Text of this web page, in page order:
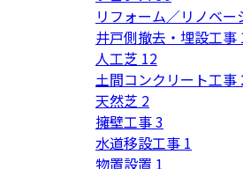
リフォーム／リノベー
井戸側撤去・埋設工事
人工芝 12
土間コンクリート工事
天然芝 2
擁壁工事3
水道移設工事 1
物置設置 1